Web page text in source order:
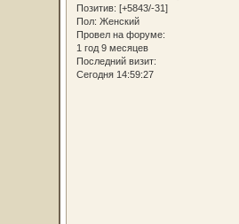
Позитив: [+5843/-31]
Пол: Женский
Провел на форуме:
1 год 9 месяцев
Последний визит:
Сегодня 14:59:27